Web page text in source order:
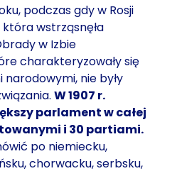
podczas gdy w Rosji
wstrząsnęła
w Izbie
charakteryzowały się
nie były
W 1907 r.
parlament w całej
i 30 partiami.
po niemiecku,
chorwacku, serbsku,